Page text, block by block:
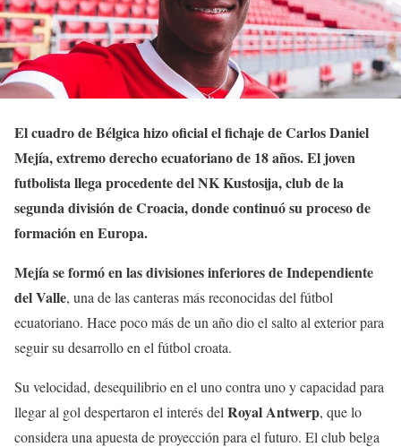
El cuadro de Bélgica hizo oficial el fichaje de Carlos Daniel
Mejía, extremo derecho ecuatoriano de 18 años. El joven
futbolista llega procedente del NK Kustosija, club de la
segunda división de Croacia, donde continuó su proceso de
formación en Europa.
Mejía se formó en las divisiones inferiores de Independiente
del Valle, una de las canteras más reconocidas del fútbol
ecuatoriano. Hace poco más de un año dio el salto al exterior para
seguir su desarrollo en el fútbol croata.
Su velocidad, desequilibrio en el uno contra uno y capacidad para
llegar al gol despertaron el interés del Royal Antwerp, que lo
considera una apuesta de proyección para el futuro. El club belga